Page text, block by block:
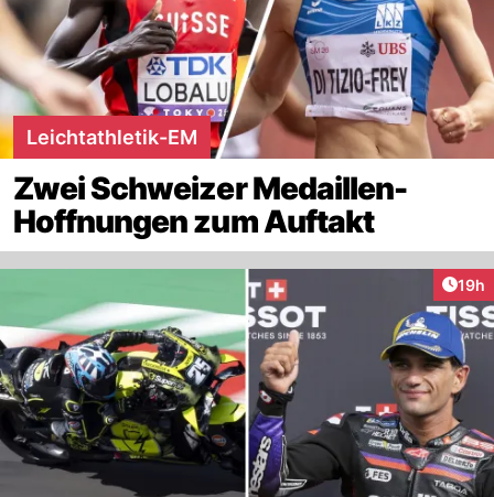
Leichtathletik-EM
Zwei Schweizer Medaillen-
Hoffnungen zum Auftakt
19h